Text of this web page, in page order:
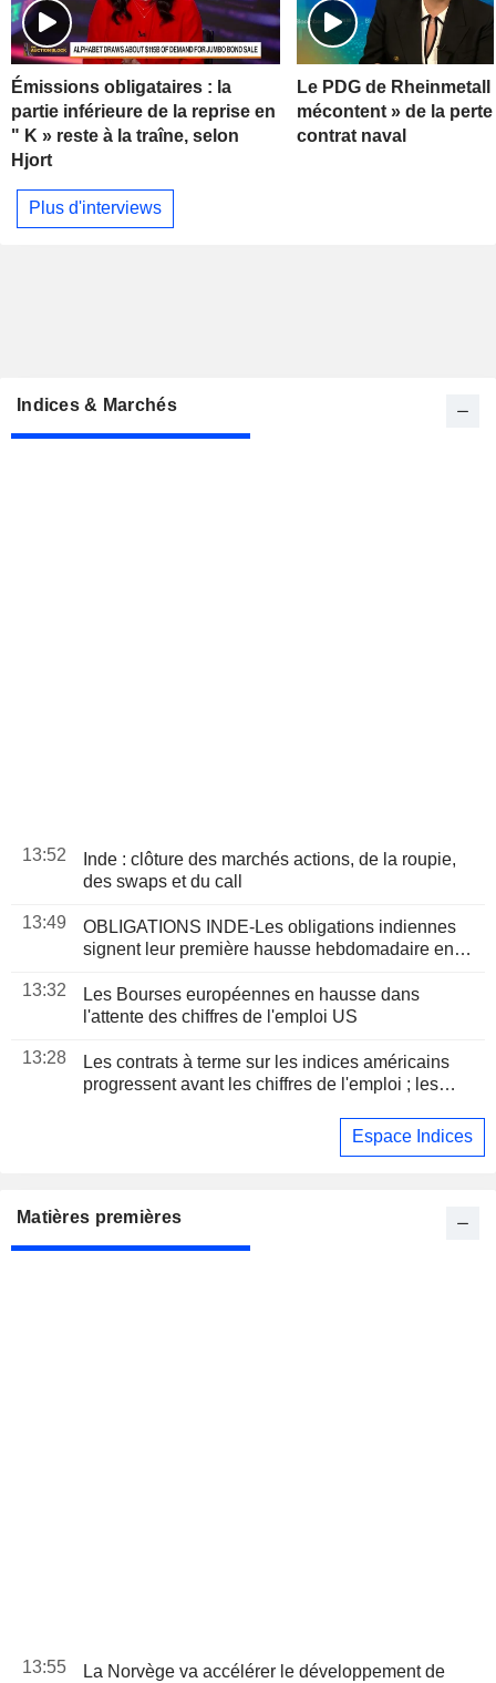
Émissions obligataires : la
partie inférieure de la reprise en
" K » reste à la traîne, selon
Hjort
Le PDG de
mécontent » de la
contrat naval
Plus d'interviews
Indices & Marchés
13:52
Inde : clôture des marchés actions, de la roupie,
des swaps et du call
13:49
OBLIGATIONS INDE-Les obligations indiennes
signent leur première hausse hebdomadaire en
brut
13:32
Les Bourses européennes en hausse dans
l'attente des chiffres de l'emploi US
13:28
Les contrats à terme sur les indices américains
progressent avant les chiffres de l'emploi ; les
Espace Indices
Matières premières
13:55
La Norvège va accélérer le développement de